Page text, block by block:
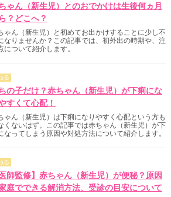
ゃん（新生児）とのおでかけは生後何ヵ月
？どこへ？
ゃん（新生児）と初めてお出かけすることに少し不
なりませんか？この記事では、初外出の時期や、注
について紹介します。
る
の子だけ？赤ちゃん（新生児）が下痢にな
すくて心配！
ゃん（新生児）は下痢になりやすく心配という方も
くないはず。この記事では赤ちゃん（新生児）が下
なってしまう原因や対処方法について紹介します。
る
医師監修】赤ちゃん（新生児）が便秘？原因
庭でできる解消方法、受診の目安について